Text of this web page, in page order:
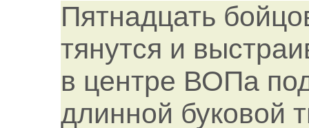
Пятнадцать
тянутся и
в центре ВОПа
длинной буковой